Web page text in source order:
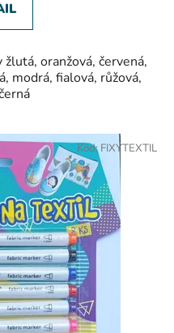
oranžová, červená,
modrá, fialová, růžová,
Kód:FIXYTEXTIL